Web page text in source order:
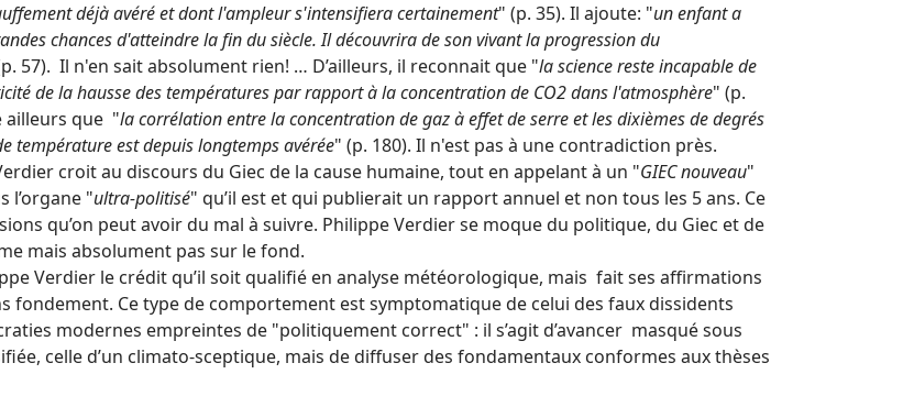
déjà avéré et dont l'ampleur s'intensifiera certainement" (p. 35). Il ajoute: "un enfant a
chances d'atteindre la fin du siècle. Il découvrira de son vivant la progression du
57). Il n'en sait absolument rien! … D’ailleurs, il reconnait que "la science reste incapable de
de la hausse des températures par rapport à la concentration de CO2 dans l'atmosphère" (p.
ailleurs que "la corrélation entre la concentration de gaz à effet de serre et les dixièmes de degrés
température est depuis longtemps avérée" (p. 180). Il n'est pas à une contradiction près.
croit au discours du Giec de la cause humaine, tout en appelant à un "GIEC nouveau"
l’organe "ultra-politisé" qu’il est et qui publierait un rapport annuel et non tous les 5 ans. Ce
qu’on peut avoir du mal à suivre. Philippe Verdier se moque du politique, du Giec et de
mais absolument pas sur le fond.
Verdier le crédit qu’il soit qualifié en analyse météorologique, mais fait ses affirmations
fondement. Ce type de comportement est symptomatique de celui des faux dissidents
modernes empreintes de "politiquement correct" : il s’agit d’avancer masqué sous
celle d’un climato-sceptique, mais de diffuser des fondamentaux conformes aux thèses